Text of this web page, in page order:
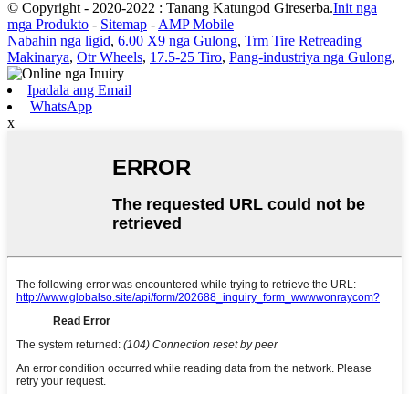
© Copyright - 2020-2022 : Tanang Katungod Gireserba.Init nga
mga Produkto - Sitemap - AMP Mobile
Nabahin nga ligid, 6.00 X9 nga Gulong, Trm Tire Retreading
Makinarya, Otr Wheels, 17.5-25 Tiro, Pang-industriya nga Gulong,
Ipadala ang Email
WhatsApp
x